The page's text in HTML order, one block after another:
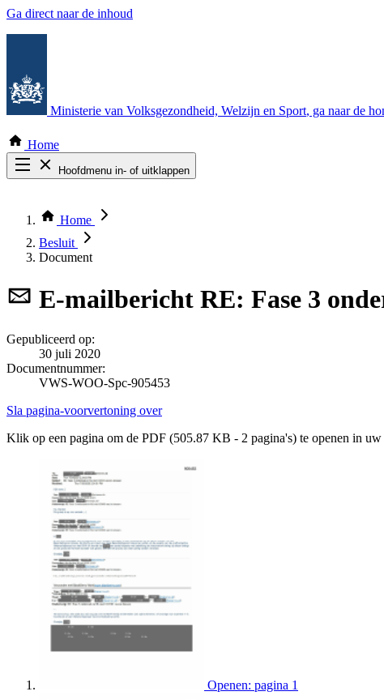
Ga direct naar de inhoud
Ministerie van Volksgezondheid, Welzijn en Sport, ga naar de
Home
Hoofdmenu in- of uitklappen
Thema COVID-19
Bekijk per bestuursorgaan
Home
Besluit
Document
E-mailbericht RE: Fase 3
Gepubliceerd op:
30 juli 2020
Documentnummer:
VWS-WOO-Spc-905453
Sla pagina-voorvertoning over
Klik op een pagina om de PDF (505.87 KB - 2 pagina's) te openen in
Openen: pagina 1